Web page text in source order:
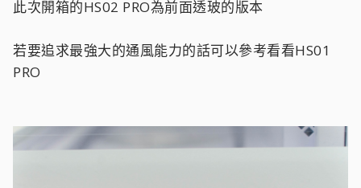
此次開箱的HS02 PRO為前面透玻的版本
若要追求最強大的通風能力的話可以參考看看HS01
PRO